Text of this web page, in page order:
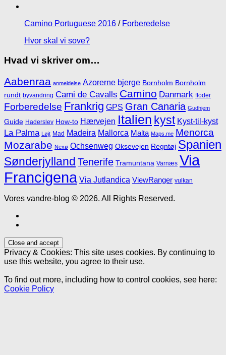
Camino Portuguese 2016 / Forberedelse
Hvor skal vi sove?
Hvad vi skriver om…
Aabenraa anmeldelse Azorerne bjerge Bornholm Bornholm
rundt byvandring Cami de Cavalls Camino Danmark floder
Forberedelse Frankrig GPS Gran Canaria Gudhjem
Guide Haderslev How-to Hærvejen Italien kyst Kyst-til-kyst
La Palma Løjt Mad Madeira Mallorca Malta Maps.me Menorca
Mozarabe Nexø Ochsenweg Oksevejen Regntøj Spanien
Sønderjylland Tenerife Tramuntana Varnæs Via
Francigena Via Jutlandica ViewRanger vulkan
Vores vandre-blog © 2026. All Rights Reserved.
Privacy & Cookies: This site uses cookies. By continuing to
use this website, you agree to their use.
To find out more, including how to control cookies, see here:
Cookie Policy